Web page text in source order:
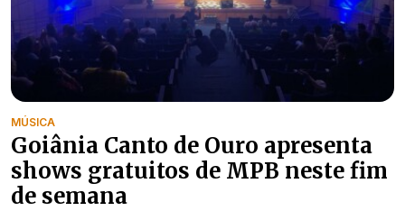
MÚSICA
Goiânia Canto de Ouro apresenta
shows gratuitos de MPB neste fim
de semana